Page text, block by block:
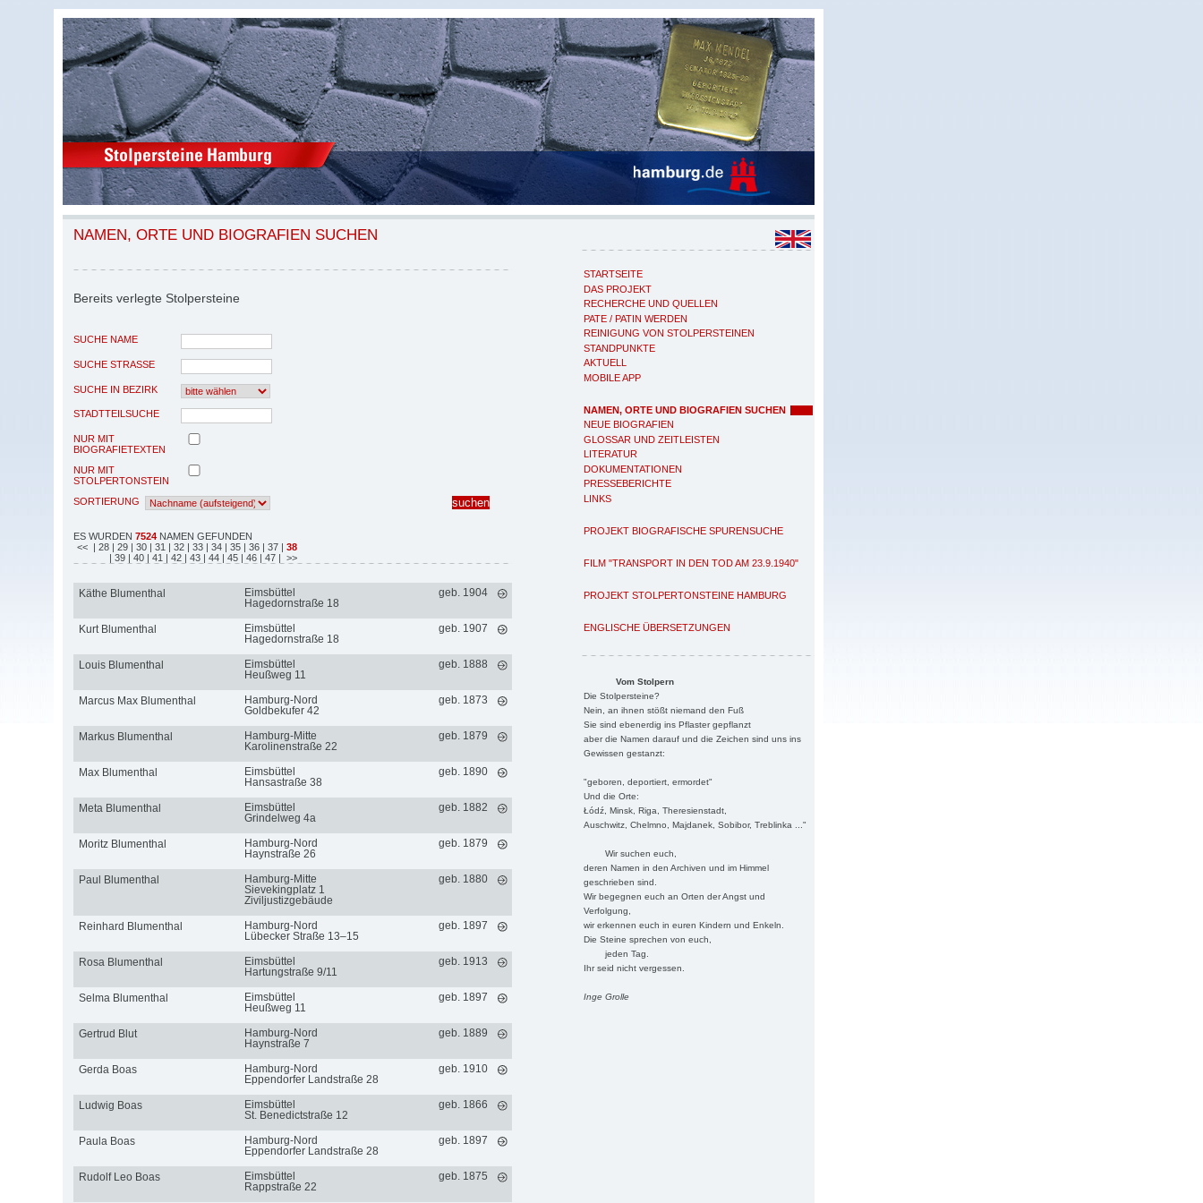
STARTSEITE
DAS PROJEKT
RECHERCHE UND QUELLEN
PATE / PATIN WERDEN
REINIGUNG VON STOLPERSTEINEN
STANDPUNKTE
AKTUELL
MOBILE APP
NAMEN, ORTE UND BIOGRAFIEN SUCHEN
NEUE BIOGRAFIEN
GLOSSAR UND ZEITLEISTEN
LITERATUR
DOKUMENTATIONEN
PRESSEBERICHTE
LINKS
PROJEKT BIOGRAFISCHE SPURENSUCHE
FILM "TRANSPORT IN DEN TOD AM 23.9.1940"
PROJEKT STOLPERTONSTEINE HAMBURG
ENGLISCHE ÜBERSETZUNGEN
Vom Stolpern
Die Stolpersteine?
Nein, an ihnen stößt niemand den Fuß
Sie sind ebenerdig ins Pflaster gepflanzt
aber die Namen darauf und die Zeichen sind uns ins
Gewissen gestanzt:
"geboren, deportiert, ermordet"
Und die Orte:
Łódź, Minsk, Riga, Theresienstadt,
Auschwitz, Chelmno, Majdanek, Sobibor, Treblinka ..."
Wir suchen euch,
deren Namen in den Archiven und im Himmel
geschrieben sind.
Wir begegnen euch an Orten der Angst und
Verfolgung,
wir erkennen euch in euren Kindern und Enkeln.
Die Steine sprechen von euch,
jeden Tag.
Ihr seid nicht vergessen.
Inge Grolle
NAMEN, ORTE UND BIOGRAFIEN SUCHEN
Bereits verlegte Stolpersteine
SUCHE NAME
SUCHE STRASSE
SUCHE IN BEZIRK
STADTTEILSUCHE
NUR MIT
BIOGRAFIETEXTEN
NUR MIT
STOLPERTONSTEIN
SORTIERUNG
ES WURDEN 7524 NAMEN GEFUNDEN
<< | 28 | 29 | 30 | 31 | 32 | 33 | 34 | 35 | 36 | 37 | 38
| 39 | 40 | 41 | 42 | 43 | 44 | 45 | 46 | 47 | >>
Käthe Blumenthal
Eimsbüttel
Hagedornstraße 18
geb. 1904
Kurt Blumenthal
Eimsbüttel
Hagedornstraße 18
geb. 1907
Louis Blumenthal
Eimsbüttel
Heußweg 11
geb. 1888
Marcus Max Blumenthal
Hamburg-Nord
Goldbekufer 42
geb. 1873
Markus Blumenthal
Hamburg-Mitte
Karolinenstraße 22
geb. 1879
Max Blumenthal
Eimsbüttel
Hansastraße 38
geb. 1890
Meta Blumenthal
Eimsbüttel
Grindelweg 4a
geb. 1882
Moritz Blumenthal
Hamburg-Nord
Haynstraße 26
geb. 1879
Paul Blumenthal
Hamburg-Mitte
Sievekingplatz 1
Ziviljustizgebäude
geb. 1880
Reinhard Blumenthal
Hamburg-Nord
Lübecker Straße 13–15
geb. 1897
Rosa Blumenthal
Eimsbüttel
Hartungstraße 9/11
geb. 1913
Selma Blumenthal
Eimsbüttel
Heußweg 11
geb. 1897
Gertrud Blut
Hamburg-Nord
Haynstraße 7
geb. 1889
Gerda Boas
Hamburg-Nord
Eppendorfer Landstraße 28
geb. 1910
Ludwig Boas
Eimsbüttel
St. Benedictstraße 12
geb. 1866
Paula Boas
Hamburg-Nord
Eppendorfer Landstraße 28
geb. 1897
Rudolf Leo Boas
Eimsbüttel
Rappstraße 22
geb. 1875